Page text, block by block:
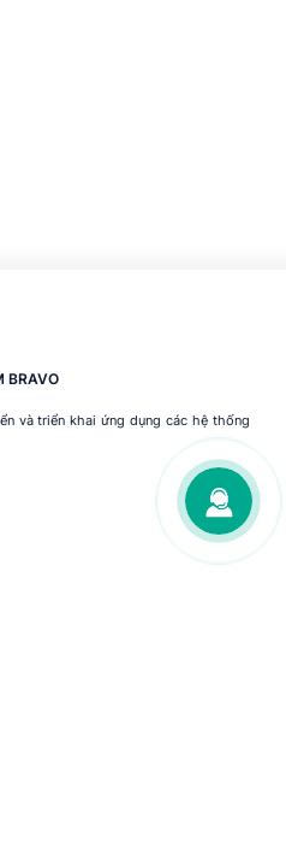
BRAVO
và triển khai ứng dụng các hệ thống